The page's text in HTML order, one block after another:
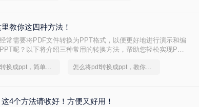
教你这四种方法！
常需要将PDF文件转换为PPT格式，以便更好地进行演示和编
呢？以下将介绍三种常用的转换方法，帮助您轻松实现PDF
怎么将pdf转换成ppt，简单方法教你一招 怎么将pdf转换成ppt，教你怎么轻松应对
4个方法请收好！方便又好用！